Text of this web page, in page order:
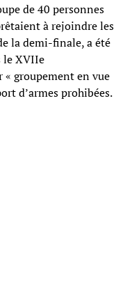
de 40 personnes
à rejoindre les
la demi-finale, a été
le XVIIe
groupement en vue
d’armes prohibées.